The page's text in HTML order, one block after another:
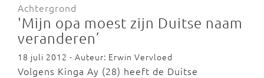
Achtergrond
'Mijn opa moest zijn Duitse naam
veranderen’
18 juli 2012 - Auteur: Erwin Vervloed
Volgens Kinga Ay (28) heeft de Duitse